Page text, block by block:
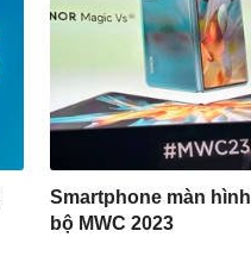
Smartphone màn
bộ MWC 2023